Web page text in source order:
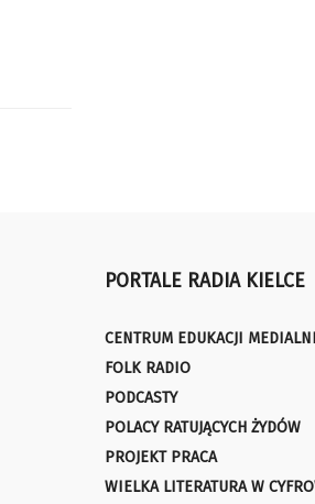
PORTALE RADIA KIELCE
CENTRUM EDUKACJI
FOLK RADIO
PODCASTY
POLACY RATUJĄCYCH ŻYDÓW
PROJEKT PRACA
WIELKA LITERATURA W